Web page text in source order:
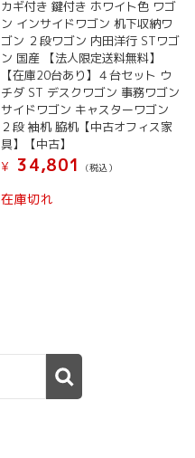
カギ付き 鍵付き ホワイト色 ワゴ
ン インサイドワゴン 机下収納ワ
ゴン ２段ワゴン 内田洋行 STワゴ
ン 国産 【法人限定送料無料】
【在庫20台あり】４台セット ウ
チダ ST デスクワゴン 事務ワゴン
サイドワゴン キャスターワゴン
２段 袖机 脇机【中古オフィス家
具】【中古】
¥
34,801 (税込）
在庫切れ